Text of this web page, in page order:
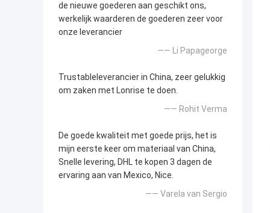
de nieuwe goederen aan geschikt ons,
werkelijk waarderen de goederen zeer voor
onze leverancier
—— Li Papageorge
Trustableleverancier in China, zeer gelukkig
om zaken met Lonrise te doen.
—— Rohit Verma
De goede kwaliteit met goede prijs, het is
mijn eerste keer om materiaal van China,
Snelle levering, DHL te kopen 3 dagen de
ervaring aan van Mexico, Nice.
—— Varela van Sergio